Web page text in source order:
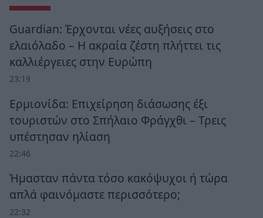
Guardian: Έρχονται νέες αυξήσεις στο
ελαιόλαδο – Η ακραία ζέστη πλήττει τις
καλλιέργειες στην Ευρώπη
23:19
Ερμιονίδα: Επιχείρηση διάσωσης έξι
τουριστών στο Σπήλαιο Φράγχθι – Τρεις
υπέστησαν ηλίαση
22:46
Ήμασταν πάντα τόσο κακόψυχοι ή τώρα
απλά φαινόμαστε περισσότερο;
22:32